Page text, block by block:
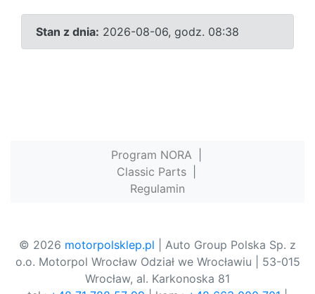
Stan z dnia: 2026-08-06, godz. 08:38
Program NORA
Classic Parts
Regulamin
© 2026 motorpolsklep.pl | Auto Group Polska Sp. z
o.o. Motorpol Wrocław Odział we Wrocławiu | 53-015
Wrocław, al. Karkonoska 81